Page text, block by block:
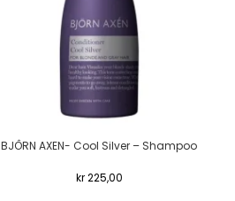
BJÔRN AXEN- Cool Silver – Shampoo
kr225,00